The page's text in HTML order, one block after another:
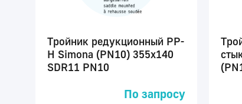
Тройник редукционный PP-
H Simona (PN10) 355x140
SDR11 PN10
По запросу